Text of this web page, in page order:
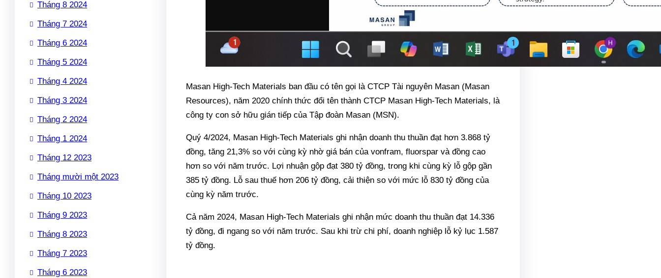
Tháng 8 2024
Tháng 7 2024
Tháng 6 2024
Tháng 5 2024
Tháng 4 2024
Tháng 3 2024
Tháng 2 2024
Tháng 1 2024
Tháng 12 2023
Tháng mười một 2023
Tháng 10 2023
Tháng 9 2023
Tháng 8 2023
Tháng 7 2023
Tháng 6 2023
Masan High-Tech Materials ban đầu có tên gọi là CTCP Tài nguyên Masan (Masan
Resources), năm 2020 chính thức đổi tên thành CTCP Masan High-Tech Materials, là
công ty con sở hữu gián tiếp của Tập đoàn Masan (MSN).
Quý 4/2024, Masan High-Tech Materials ghi nhận doanh thu thuần đạt hơn 3.868 tỷ
đồng, tăng 21,3% so với cùng kỳ nhờ giá bán của vonfram, fluorspar và đồng cao
hơn so với năm trước. Lợi nhuận gộp đạt 380 tỷ đồng, trong khi cùng kỳ lỗ gộp gần
385 tỷ đồng. Lỗ sau thuế hơn 206 tỷ đồng, cải thiện so với mức lỗ 830 tỷ đồng của
cùng kỳ năm trước.
Cả năm 2024, Masan High-Tech Materials ghi nhận mức doanh thu thuần đạt 14.336
tỷ đồng, đi ngang so với năm trước. Sau khi trừ chi phí, doanh nghiệp lỗ kỷ lục 1.587
tỷ đồng.